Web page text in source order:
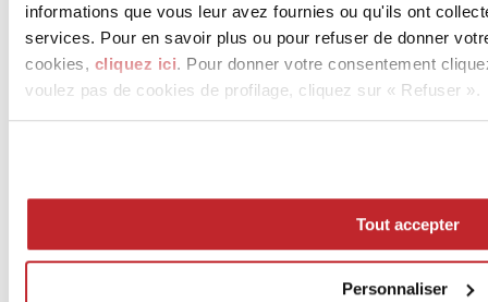
informations que vous leur avez fournies ou qu'ils ont
services. Pour en savoir plus ou pour refuser de donner
cookies, cliquez ici. Pour donner votre consentement
voulez pas de cookies de profilage, cliquez sur « Refuser ».
Tout accepter
Personnaliser
Qui sommes-nous